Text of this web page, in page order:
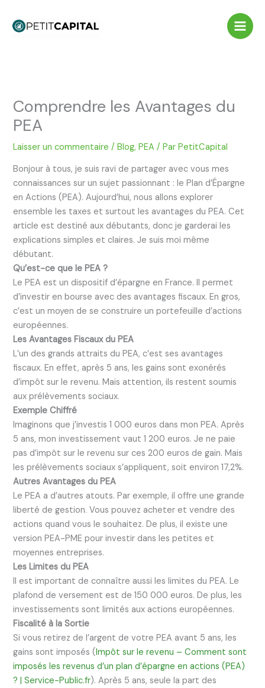
contenu
Comprendre les Avantages du
PEA
Laisser un commentaire /Blog,PEA / ParPetitCapital
Bonjour à tous, je suis ravi de partager avec vous mes
connaissances sur un sujet passionnant : le Plan d’Épargne
en Actions (PEA). Aujourd’hui, nous allons explorer
ensemble les taxes et surtout les avantages du PEA. Cet
article est destiné aux débutants, donc je garderai les
explications simples et claires. Je suis moi même
débutant.
Qu’est-ce que le PEA ?
Le PEA est un dispositif d’épargne en France. Il permet
d’investir en bourse avec des avantages fiscaux. En gros,
c’est un moyen de se construire un portefeuille d’actions
européennes.
Les Avantages Fiscaux du PEA
L’un des grands attraits du PEA, c’est ses avantages
fiscaux. En effet, après 5 ans, les gains sont exonérés
d’impôt sur le revenu. Mais attention, ils restent soumis
aux prélèvements sociaux.
Exemple Chiffré
Imaginons que j’investis 1 000 euros dans mon PEA. Après
5 ans, mon investissement vaut 1 200 euros. Je ne paie
pas d’impôt sur le revenu sur ces 200 euros de gain. Mais
les prélèvements sociaux s’appliquent, soit environ 17,2%.
Autres Avantages du PEA
Le PEA a d’autres atouts. Par exemple, il offre une grande
liberté de gestion. Vous pouvez acheter et vendre des
actions quand vous le souhaitez. De plus, il existe une
version PEA-PME pour investir dans les petites et
moyennes entreprises.
Les Limites du PEA
Il est important de connaître aussi les limites du PEA. Le
plafond de versement est de 150 000 euros. De plus, les
investissements sont limités aux actions européennes.
Fiscalité à la Sortie
Si vous retirez de l’argent de votre PEA avant 5 ans, les
gains sont imposés (Impôt sur le revenu – Comment sont
imposés les revenus d’un plan d’épargne en actions (PEA)
? | Service-Public.fr). Après 5 ans, seule la part des